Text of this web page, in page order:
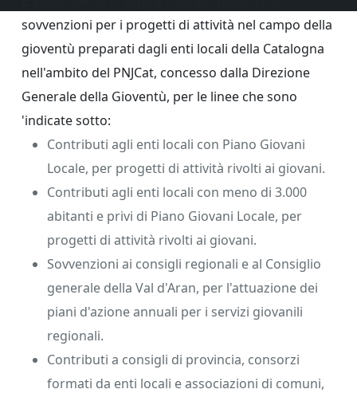
sovvenzioni per i progetti di attività nel campo della
gioventù preparati dagli enti locali della Catalogna
nell'ambito del PNJCat, concesso dalla Direzione
Generale della Gioventù, per le linee che sono
'indicate sotto:
Contributi agli enti locali con Piano Giovani
Locale, per progetti di attività rivolti ai giovani.
Contributi agli enti locali con meno di 3.000
abitanti e privi di Piano Giovani Locale, per
progetti di attività rivolti ai giovani.
Sovvenzioni ai consigli regionali e al Consiglio
generale della Val d'Aran, per l'attuazione dei
piani d'azione annuali per i servizi giovanili
regionali.
Contributi a consigli di provincia, consorzi
formati da enti locali e associazioni di comuni,